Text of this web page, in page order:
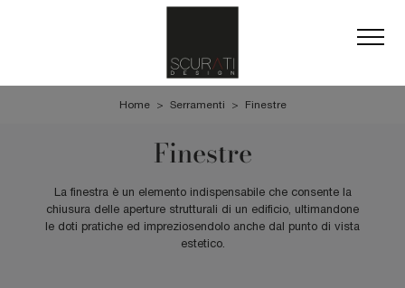
Home > Serramenti > Finestre
Finestre
La finestra è un elemento indispensabile che consente la
chiusura delle aperture strutturali di un edificio, ultimandone
le doti pratiche ed impreziosendolo anche dal punto di vista
estetico.